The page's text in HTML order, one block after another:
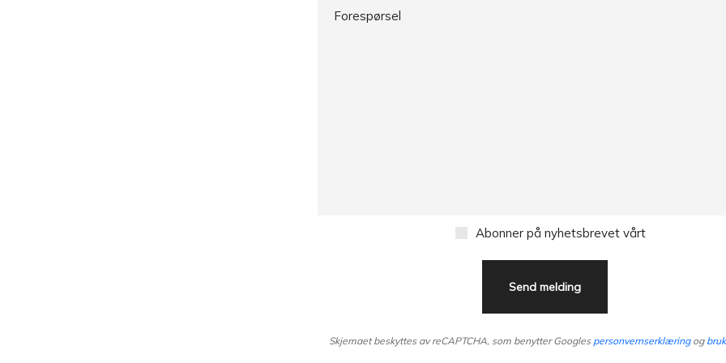
Abonner på nyhetsbrevet vårt
Skjemaet beskyttes av reCAPTCHA, som benytter Googles personvernserklæringog